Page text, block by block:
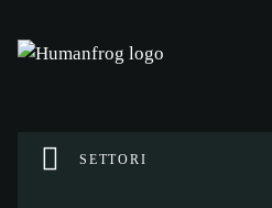
SETTORI